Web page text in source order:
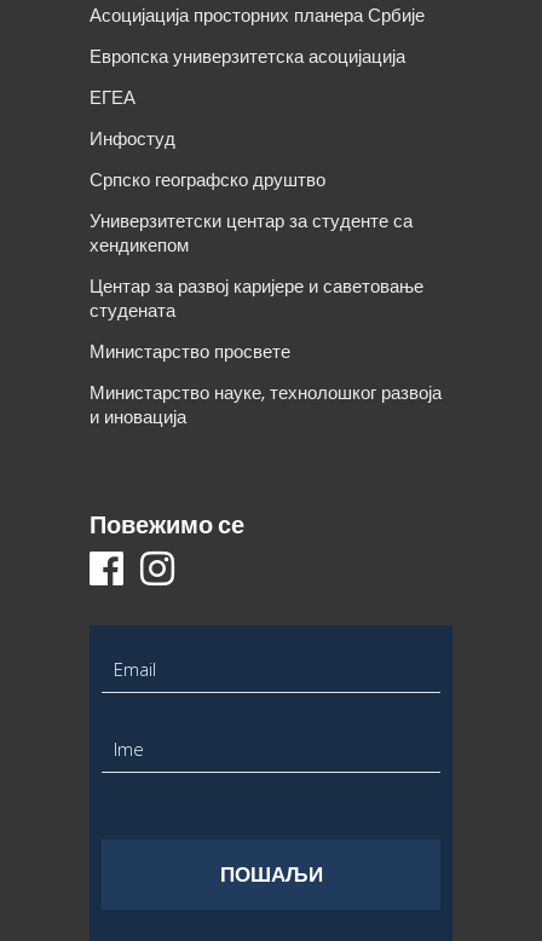
Асоцијација просторних планера Србије
Европска универзитетска асоцијација
ЕГЕА
Инфостуд
Српско географско друштво
Универзитетски центар за студенте са
хендикепом
Центар за развој каријере и саветовање
студената
Министарство просвете
Министарство науке, технолошког развоја
и иновација
Повежимо се